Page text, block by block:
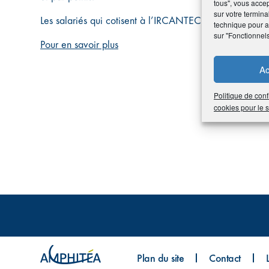
tous", vous
sur votre
technique pour
sur
Politique de
cookies pour le
Les salariés qui cotisent à l’IRCANTEC cotisent
Pour en savoir plus
Plan du site Contact